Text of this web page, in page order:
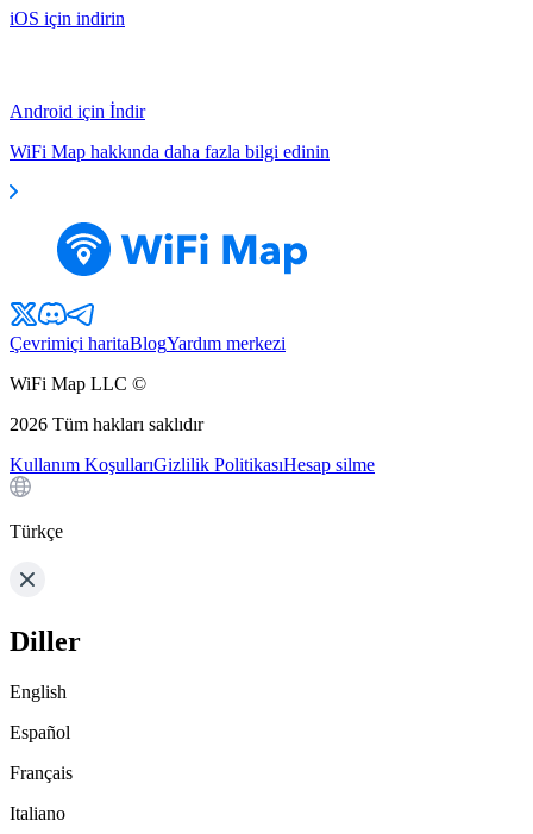
iOS için indirin
Android için İndir
WiFi Map hakkında daha fazla bilgi edinin
Çevrimiçi haritaBlogYardım merkezi
WiFi Map LLC ©
2026 Tüm hakları saklıdır
Kullanım KoşullarıGizlilik PolitikasıHesap silme
Türkçe
Diller
English
Español
Français
Italiano